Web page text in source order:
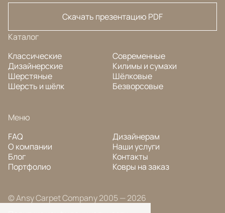
Скачать презентацию PDF
Каталог
Классические
Дизайнерские
Шерстяные
Шерсть и шёлк
Современные
Килимы и сумахи
Шёлковые
Безворсовые
Меню
FAQ
О компании
Блог
Портфолио
Дизайнерам
Наши услуги
Контакты
Ковры на заказ
© Ansy Carpet Company 2005 — 2026